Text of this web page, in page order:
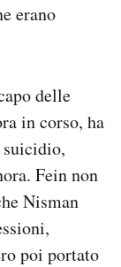
erano
delle
in corso, ha
Fein non
Nisman
poi portato